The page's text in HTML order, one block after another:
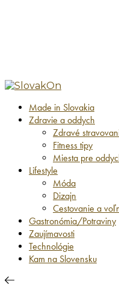
Made in Slovakia
Zdravie a oddych
Zdravé
Fitness tipy
Miesta pre
Lifestyle
Móda
Dizajn
Cestovanie a
Gastronómia/Potraviny
Zaujímavosti
Technológie
Kam na Slovensku